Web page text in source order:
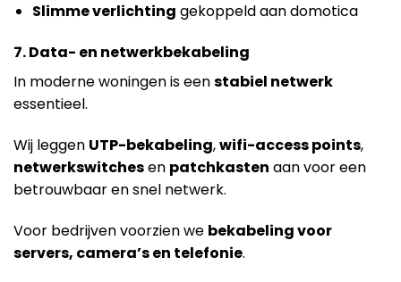
Slimme verlichting gekoppeld aan domotica
7. Data- en netwerkbekabeling
In moderne woningen is eenstabiel netwerk
essentieel.
Wij leggen UTP-bekabeling,wifi-access points,
netwerkswitchesen patchkasten aan voor een
betrouwbaar en snel netwerk.
Voor bedrijven voorzien we bekabeling voor
servers, camera’s en telefonie.